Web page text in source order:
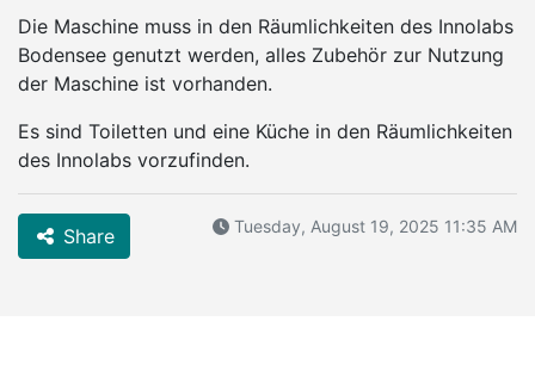
Die Maschine muss in den Räumlichkeiten des Innolabs
Bodensee genutzt werden, alles Zubehör zur Nutzung
der Maschine ist vorhanden.
Es sind Toiletten und eine Küche in den Räumlichkeiten
des Innolabs vorzufinden.
Share Tuesday, August 19, 2025 11:35 AM